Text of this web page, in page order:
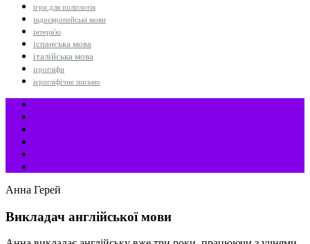
ігри для поліглотів
індоєвропейські мови
інтерв'ю
іспанська мова
італійська мова
ієрогліфи
ієрогліфічне письмо
Анна Герей
Викладач англійської мови